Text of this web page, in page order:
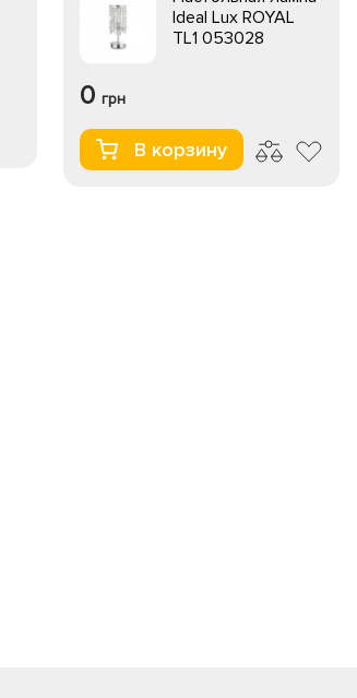
Ideal Lux ROYAL
TL1 053028
0 грн
В корзину